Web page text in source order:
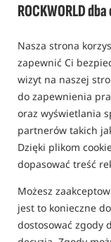
ROCKWORLD
Nasza strona
zapewnić Ci
wizyt na naszej
do zapewnienia
oraz wyświetlania
partnerów takich
Dzięki plikom
dopasować treść
Możesz
jest to konieczne
dostosować zgody
21 MARCA 2025 R.